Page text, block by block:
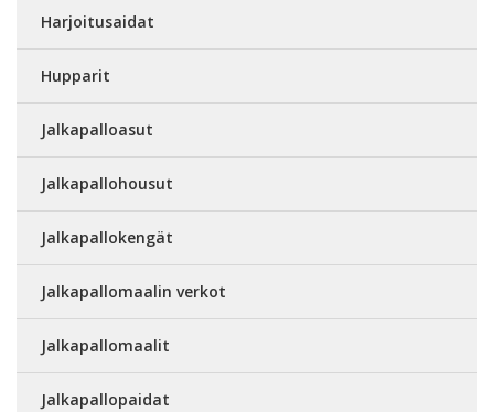
Harjoitusaidat
Hupparit
Jalkapalloasut
Jalkapallohousut
Jalkapallokengät
Jalkapallomaalin verkot
Jalkapallomaalit
Jalkapallopaidat